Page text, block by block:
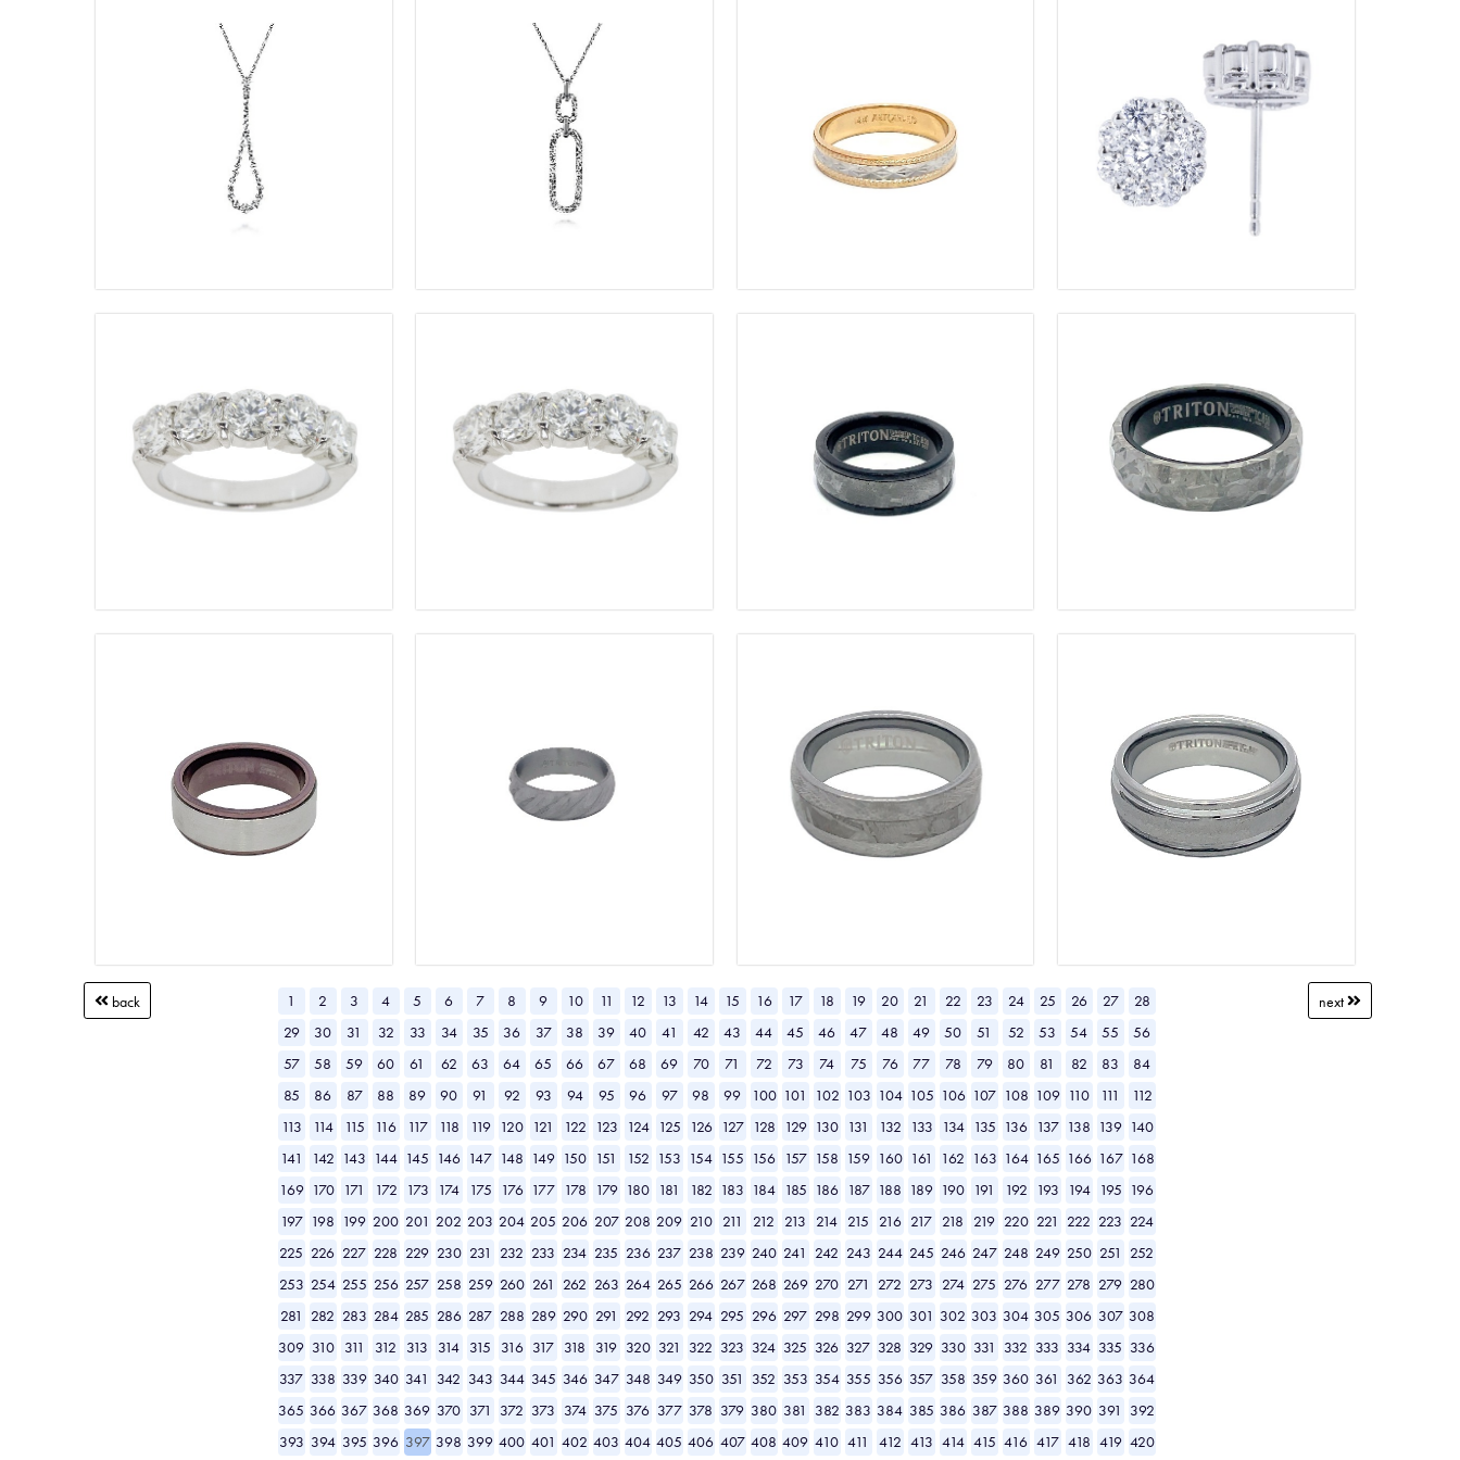
next
1 2 3 4 5 6 7 8 9 10 11 12 13 14 15 16 17 18 19 20 21 22 23 24 25 26 27
28
29
30 31 32 33 34 35 36 37 38 39 40 41 42 43 44 45 46 47 48 49 50 51 52 53 54 55
56
57
58 59 60 61 62 63 64 65 66 67 68 69 70 71 72 73 74 75 76 77 78 79 80 81 82 83
84
85
86 87 88 89 90 91 92 93 94 95 96 97 98 99 100 101 102 103 104 105 106 107 108 109 110 111
112
113
114 115 116 117 118 119 120 121 122 123 124 125 126 127 128 129 130 131 132 133 134 135 136 137 138 139 140
141
142 143 144 145 146 147 148 149 150 151 152 153 154 155 156 157 158 159 160 161 162 163 164 165 166 167 168
169 170 171 172 173 174 175 176 177 178 179 180 181 182 183 184 185 186 187 188 189 190 191 192 193 194 195 196
197 198 199 200 201 202 203 204 205 206 207 208 209 210 211 212 213 214 215 216 217 218 219 220 221 222 223 224
225 226 227 228 229 230 231 232 233 234 235 236 237 238 239 240 241 242 243 244 245 246 247 248 249 250 251
252
253 254 255 256 257 258 259 260 261 262 263 264 265 266 267 268 269 270 271 272 273 274 275 276 277 278 279 280
281
282 283 284 285 286 287 288 289 290 291 292 293 294 295 296 297 298 299 300 301 302 303 304 305 306 307 308
309 310 311 312 313 314 315 316 317 318 319 320 321 322 323 324 325 326 327 328 329 330 331 332 333 334 335 336
337 338 339 340 341 342 343 344 345 346 347 348 349 350 351 352 353 354 355 356 357 358 359 360 361 362 363 364
365 366 367 368 369 370 371 372 373 374 375 376 377 378 379 380 381 382 383 384 385 386 387 388 389 390 391
392
393 394 395 396 397 398 399 400 401 402 403 404 405 406 407 408 409 410 411 412 413 414 415 416 417 418 419 420
back